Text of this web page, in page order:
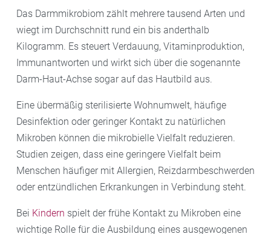
Das Darmmikrobiom zählt mehrere tausend Arten und
wiegt im Durchschnitt rund ein bis anderthalb
Kilogramm. Es steuert Verdauung, Vitaminproduktion,
Immunantworten und wirkt sich über die sogenannte
Darm-Haut-Achse sogar auf das Hautbild aus.
Eine übermäßig sterilisierte Wohnumwelt, häufige
Desinfektion oder geringer Kontakt zu natürlichen
Mikroben können die mikrobielle Vielfalt reduzieren.
Studien zeigen, dass eine geringere Vielfalt beim
Menschen häufiger mit Allergien, Reizdarmbeschwerden
oder entzündlichen Erkrankungen in Verbindung steht.
Bei Kindern spielt der frühe Kontakt zu Mikroben eine
wichtige Rolle für die Ausbildung eines ausgewogenen